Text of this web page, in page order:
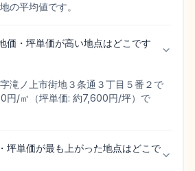
の平均値です。
価・坪単価が高い地点はどこです
滝ノ上市街地３条通３丁目５番２で
円/㎡（坪単価: 約7,600円/坪）で
坪単価が最も上がった地点はどこで